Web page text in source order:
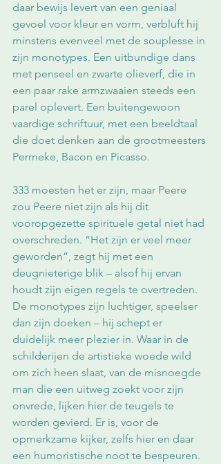
daar bewijs levert van een geniaal
gevoel voor kleur en vorm, verbluft hij
minstens evenveel met de souplesse in
zijn monotypes. Een uitbundige dans
met penseel en zwarte olieverf, die in
een paar rake armzwaaien steeds een
parel oplevert. Een buitengewoon
vaardige schriftuur, met een beeldtaal
die doet denken aan de grootmeesters
Permeke, Bacon en Picasso.
333 moesten het er zijn, maar Peere
zou Peere niet zijn als hij dit
vooropgezette spirituele getal niet had
overschreden. “Het zijn er veel meer
geworden”, zegt hij met een
deugnieterige blik – alsof hij ervan
houdt zijn eigen regels te overtreden.
De monotypes zijn luchtiger, speelser
dan zijn doeken – hij schept er
duidelijk meer plezier in. Waar in de
schilderijen de artistieke woede wild
om zich heen slaat, van de misnoegde
man die een uitweg zoekt voor zijn
onvrede, lijken hier de teugels te
worden gevierd. Er is, voor de
opmerkzame kijker, zelfs hier en daar
een humoristische noot te bespeuren.